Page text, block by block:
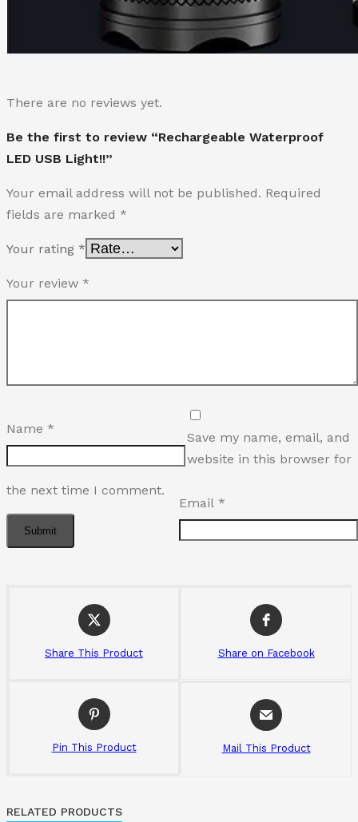
There are no reviews yet.
Be the first to review “Rechargeable Waterproof
LED USB Light!!”
Your email address will not be published. Required
fields are marked *
Your rating *
Your review *
Name *
Email *
Save my name, email, and
website in this browser for
the next time I comment.
Share This Product Share on Facebook
Pin This Product Mail This Product
RELATED PRODUCTS